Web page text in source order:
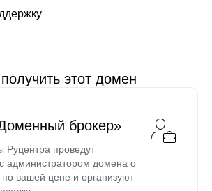
этот домен
брокер»
Руцентра проведут
администратором домена о
вашей цене и организуют